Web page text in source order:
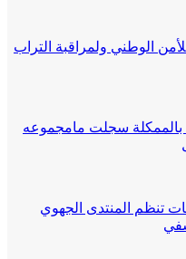
الوطني ولمراقبة التراب
بالممكلة سجلت مامجموعه
تنظم المنتدى الجهوي